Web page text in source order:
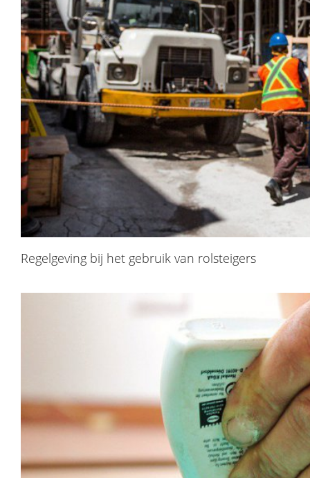
Regelgeving bij het gebruik van rolsteigers